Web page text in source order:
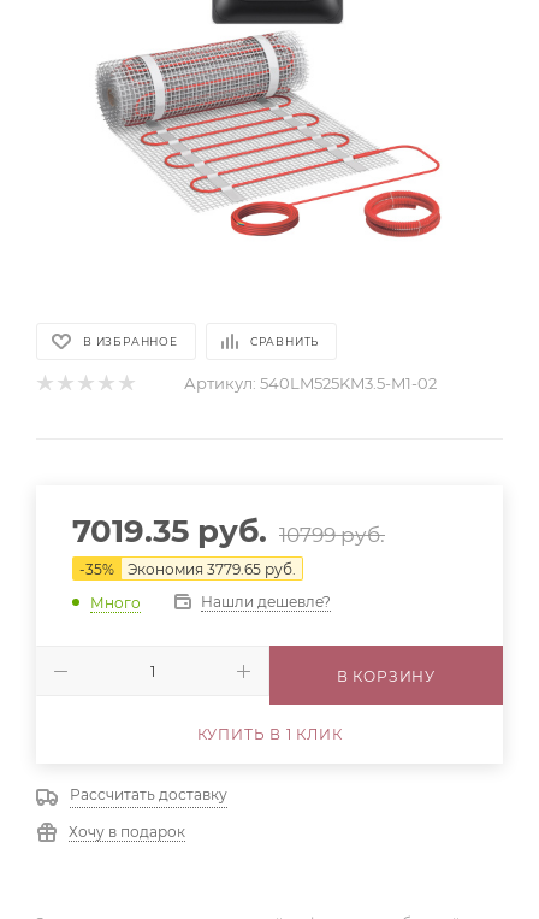
В ИЗБРАННОЕ СРАВНИТЬ
Артикул: 540LM525KM3.5-M1-02
7019.35 руб. 10799руб.
-35% Экономия 3779.65 руб.
Много
Нашли дешевле?
В КОРЗИНУ
КУПИТЬ В 1 КЛИК
Рассчитать доставку
Хочу в подарок